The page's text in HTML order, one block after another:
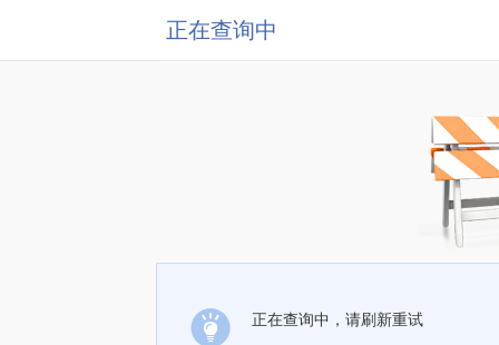
正在查询中
正在查询中，请刷新重试